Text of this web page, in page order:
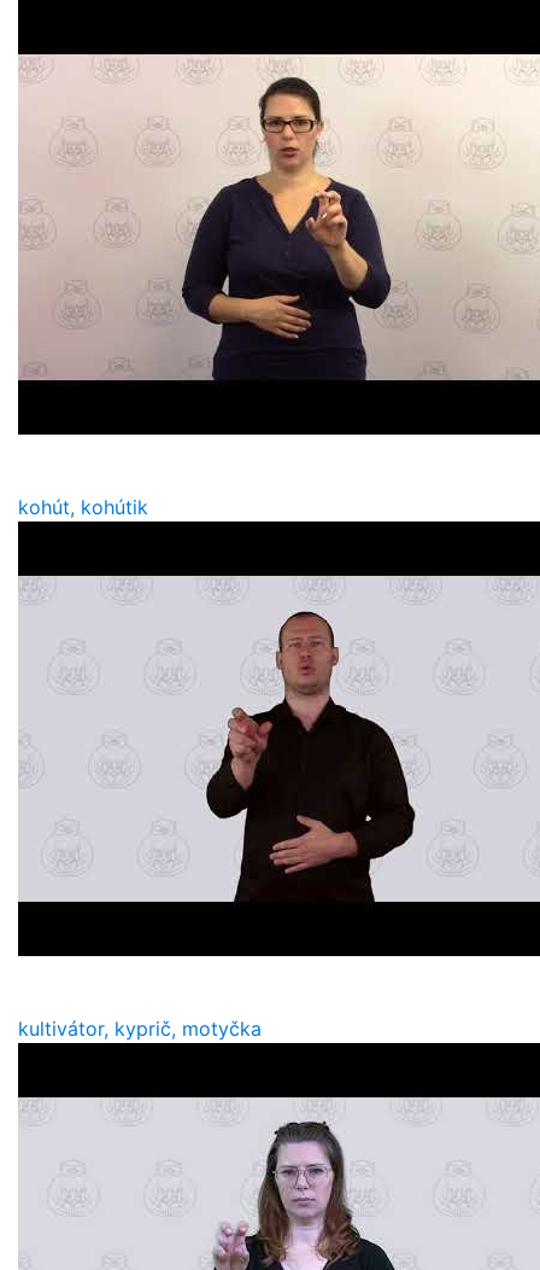
kohút, kohútik
kultivátor, kyprič, motyčka